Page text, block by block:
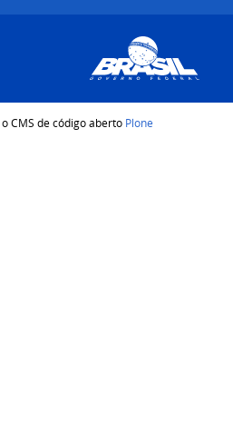
CMS de código aberto Plone